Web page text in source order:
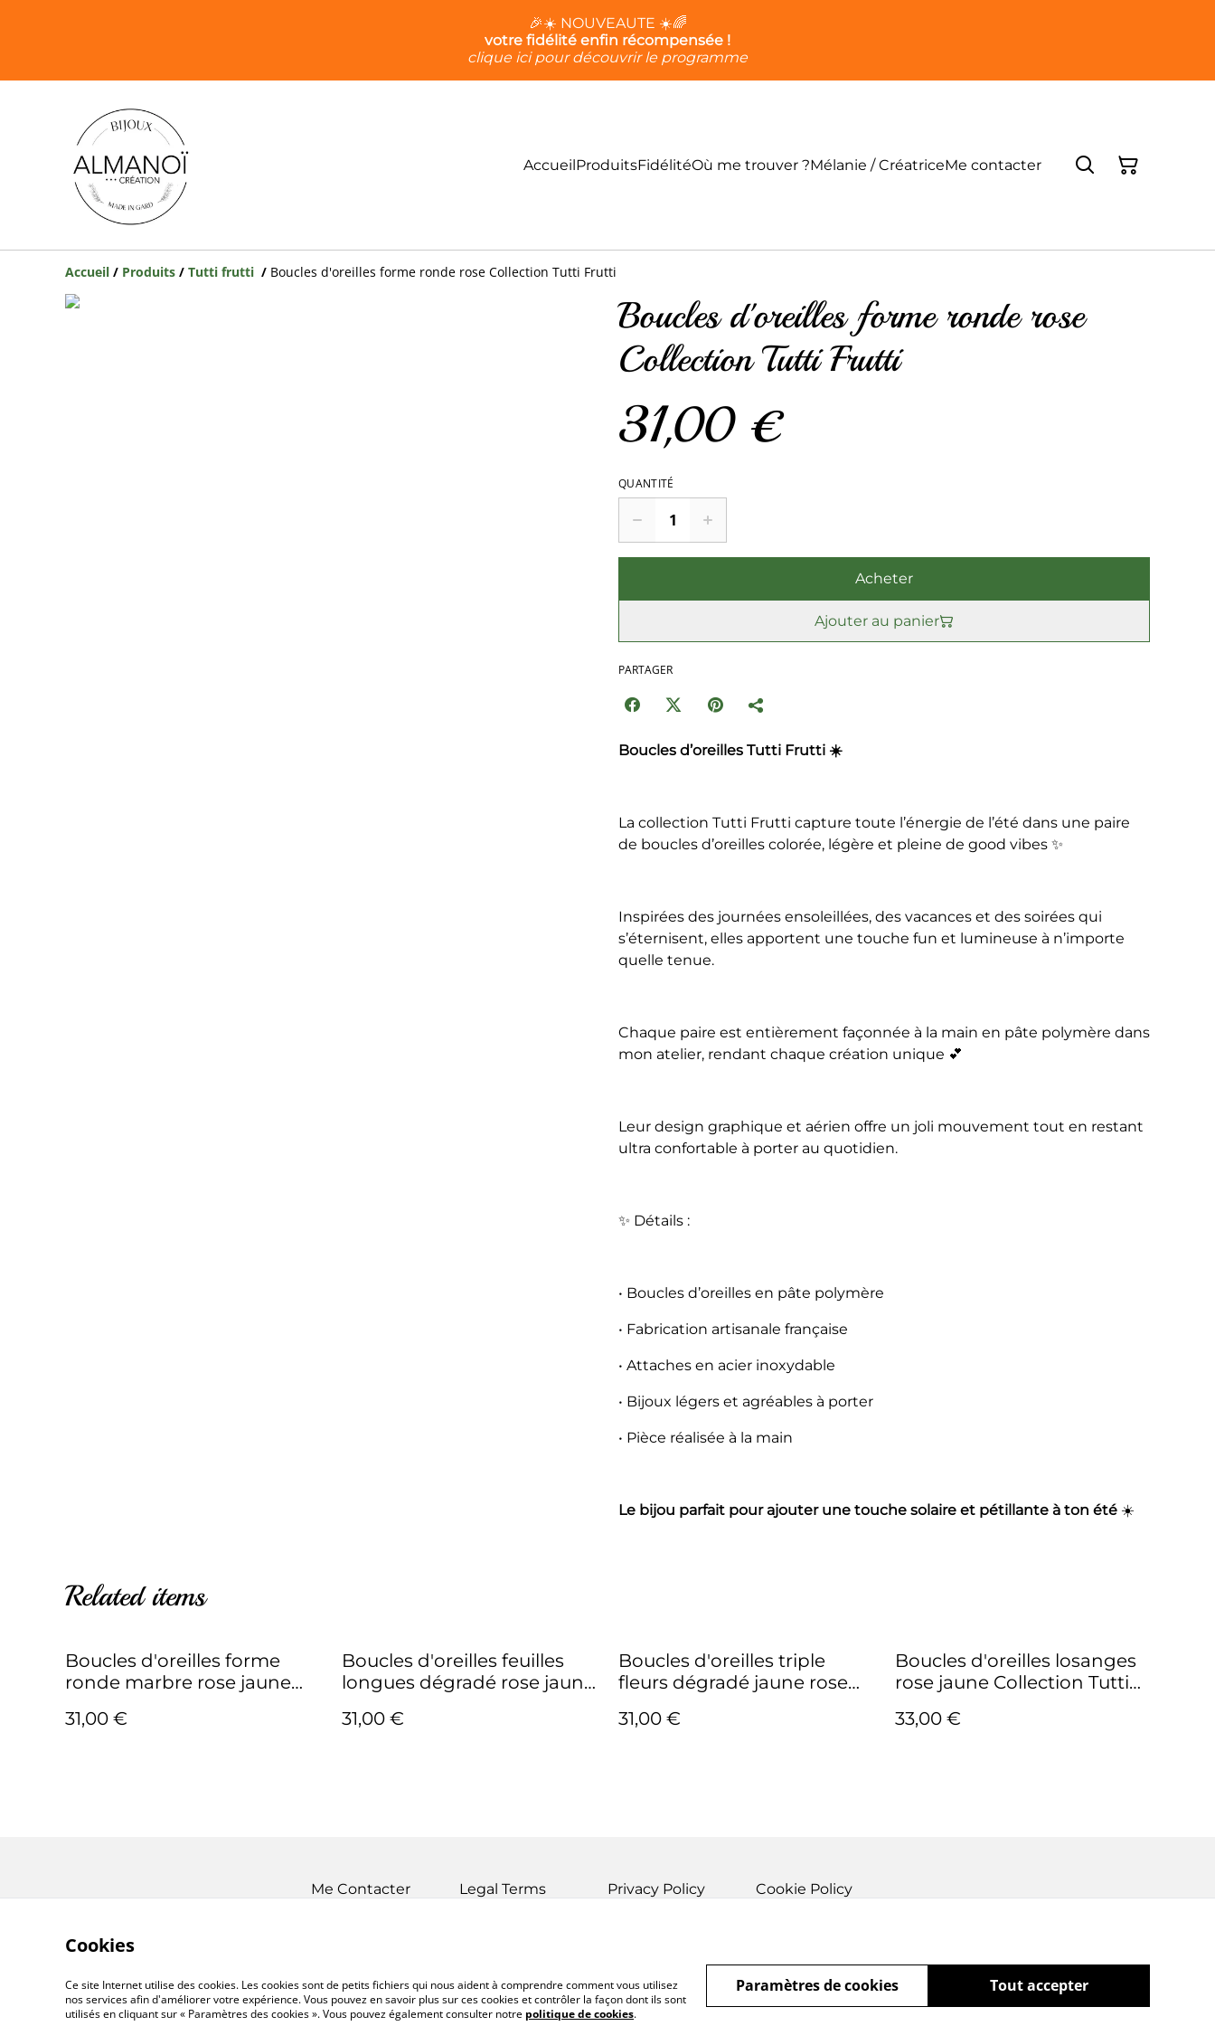
🎉☀️ NOUVEAUTE ☀️🌈
votre fidélité enfin récompensée !
clique ici pour découvrir le programme
AccueilProduitsFidélitéOù me trouver ?Mélanie / CréatriceMe contacter
Accueil / Produits / Tutti frutti / Boucles d'oreilles forme ronde rose Collection Tutti Frutti
Boucles d'oreilles forme ronde rose
Collection Tutti Frutti
31,00 €
QUANTITÉ
Acheter
Ajouter au panier
PARTAGER
Boucles d’oreilles Tutti Frutti ☀️
La collection Tutti Frutti capture toute l’énergie de l’été dans une paire
de boucles d’oreilles colorée, légère et pleine de good vibes ✨
Inspirées des journées ensoleillées, des vacances et des soirées qui
s’éternisent, elles apportent une touche fun et lumineuse à n’importe
quelle tenue.
Chaque paire est entièrement façonnée à la main en pâte polymère dans
mon atelier, rendant chaque création unique 💕
Leur design graphique et aérien offre un joli mouvement tout en restant
ultra confortable à porter au quotidien.
✨ Détails :
• Boucles d’oreilles en pâte polymère
• Fabrication artisanale française
• Attaches en acier inoxydable
• Bijoux légers et agréables à porter
• Pièce réalisée à la main
Le bijou parfait pour ajouter une touche solaire et pétillante à ton été ☀️
Related items
Boucles d'oreilles forme
ronde marbre rose jaune
31,00 €
Boucles d'oreilles feuilles
longues dégradé rose jaune
31,00 €
Boucles d'oreilles triple
fleurs dégradé jaune rose
31,00 €
Boucles d'oreilles losanges
rose jaune Collection Tutti
33,00 €
Me Contacter Legal Terms Privacy Policy Cookie Policy
©2026 Almanoï Création
Cookies
Ce site Internet utilise des cookies. Les cookies sont de petits fichiers qui nous aident à comprendre comment vous utilisez
nos services afin d'améliorer votre expérience. Vous pouvez en savoir plus sur ces cookies et contrôler la façon dont ils sont
utilisés en cliquant sur « Paramètres des cookies ». Vous pouvez également consulter notre politique de cookies.
Tout accepter
Paramètres de cookies